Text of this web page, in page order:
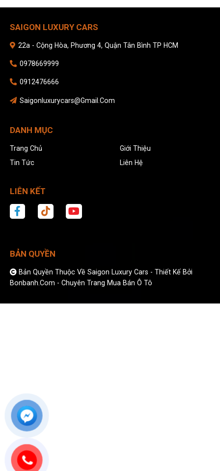
SAIGON LUXURY CARS
22a - Cộng Hòa, Phương 4, Quận Tân Bình TP HCM
0978669999
0912476666
Saigonluxurycars@gmail.com
DANH MỤC
Trang Chủ
Giới Thiệu
Tin Tức
Liên Hệ
LIÊN KẾT
BẢN QUYỀN
Bản Quyền Thuộc Về Saigon Luxury Cars -Thiết Kế Bởi
Bonbanh.com - Chuyên Trang Mua Bán Ô Tô